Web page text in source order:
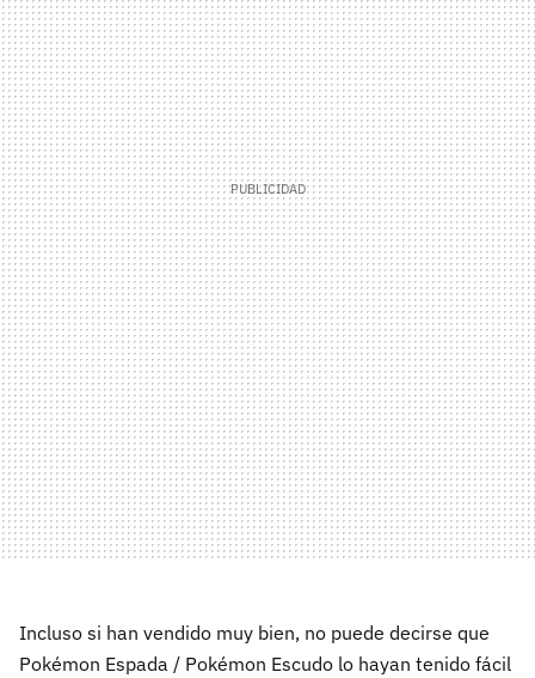
Incluso si han vendido muy bien, no puede decirse que
Pokémon Espada / Pokémon Escudo lo hayan tenido fácil